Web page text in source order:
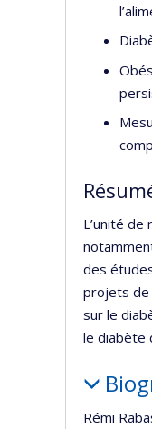
L’unité
des
projets de
sur le
le diabète
Rémi